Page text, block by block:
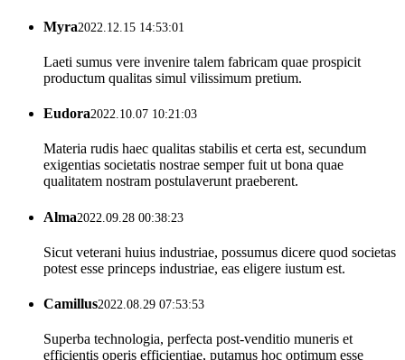
Myra2022.12.15 14:53:01
Laeti sumus vere invenire talem fabricam quae prospicit
productum qualitas simul vilissimum pretium.
Eudora2022.10.07 10:21:03
Materia rudis haec qualitas stabilis et certa est, secundum
exigentias societatis nostrae semper fuit ut bona quae
qualitatem nostram postulaverunt praeberent.
Alma2022.09.28 00:38:23
Sicut veterani huius industriae, possumus dicere quod societas
potest esse princeps industriae, eas eligere iustum est.
Camillus2022.08.29 07:53:53
Superba technologia, perfecta post-venditio muneris et
efficientis operis efficientiae, putamus hoc optimum esse